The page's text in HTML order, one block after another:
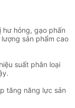
hư hỏng, gạo phấn
sản phẩm cao
suất phân loại
tăng năng lực sản